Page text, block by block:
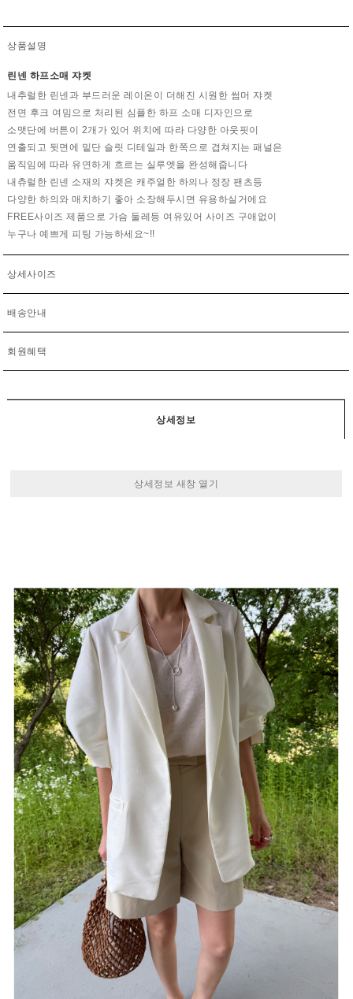
상품설명
린넨 하프소매 쟈켓
내추럴한 린넨과 부드러운 레이온이 더해진 시원한 썸머 쟈켓
전면 후크 여밈으로 처리된 심플한 하프 소매 디자인으로
소맷단에 버튼이 2개가 있어 위치에 따라 다양한 아웃핏이
연출되고 뒷면에 밑단 슬릿 디테일과 한쪽으로 겹쳐지는 패널은
움직임에 따라 유연하게 흐르는 실루엣을 완성해줍니다
내츄럴한 린넨 소재의 쟈켓은 캐주얼한 하의나 정장 팬츠등
다양한 하의와 매치하기 좋아 소장해두시면 유용하실거에요
FREE사이즈 제품으로 가슴 둘레등 여유있어 사이즈 구애없이
누구나 예쁘게 피팅 가능하세요~!!
상세사이즈
배송안내
회원혜택
상세정보
상세정보 새창 열기